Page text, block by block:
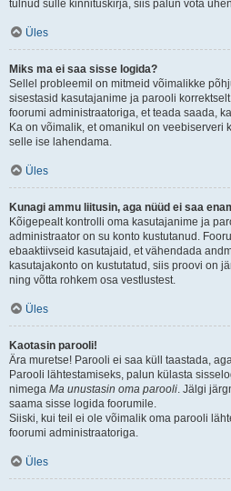
tulnud sulle kinnituskirja, siis palun võta
Üles
Miks ma ei saa sisse logida?
Sellel probleemil on mitmeid võimalikke
sisestasid kasutajanime ja parooli
foorumi administraatoriga, et teada saada,
Ka on võimalik, et omanikul on veebiserveri
selle ise lahendama.
Üles
Kunagi ammu liitusin, aga nüüd ei saa
Kõigepealt kontrolli oma kasutajanime ja
administraator on su konto kustutanud.
ebaaktiivseid kasutajaid, et vähendada
kasutajakonto on kustutatud, siis proovi on
ning võtta rohkem osa vestlustest.
Üles
Kaotasin parooli!
Ära muretse! Parooli ei saa küll taastada,
Parooli lähtestamiseks, palun külasta
nimega Ma unustasin oma parooli. Jälgi
saama sisse logida foorumile.
Siiski, kui teil ei ole võimalik oma parooli
foorumi administraatoriga.
Üles